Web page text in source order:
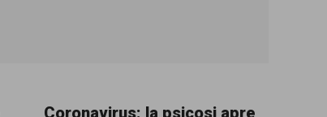
Coronavirus: la psicosi apre